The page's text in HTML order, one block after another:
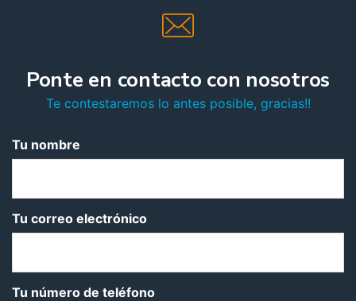
Ponte en contacto con nosotros
Te contestaremos lo antes posible, gracias!!
Tu nombre
Tu correo electrónico
Tu número de teléfono